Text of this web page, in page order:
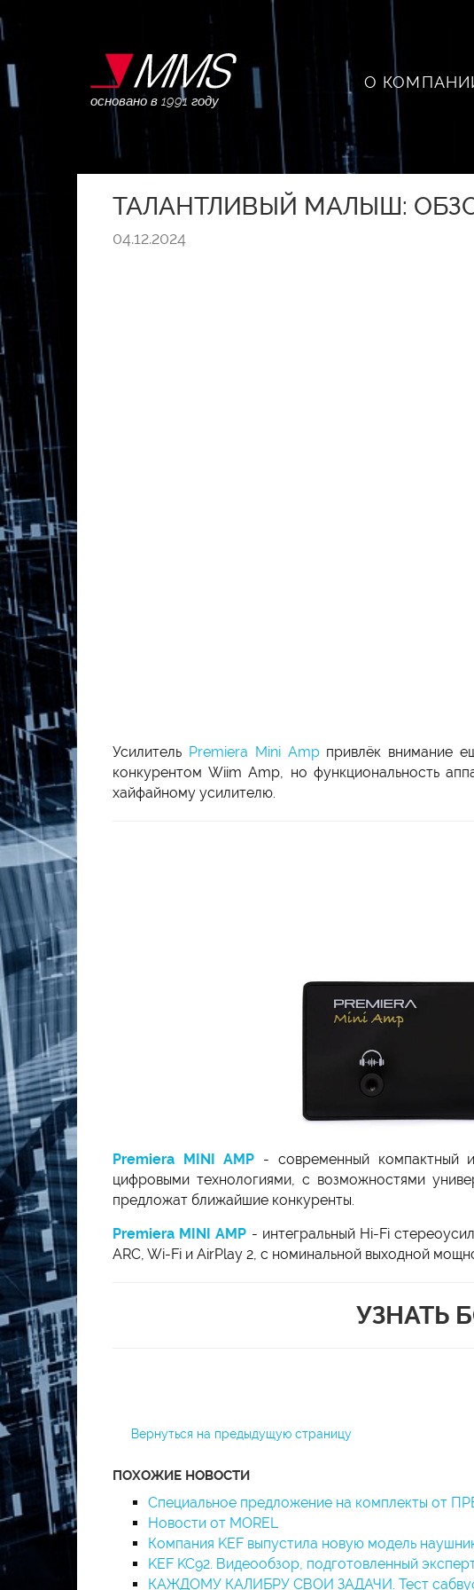
основано в 1991 году
О
ТАЛАНТЛИВЫЙ МАЛЫШ:
04.12.2024
Усилитель Premiera Mini Ampпривлёк внимание
конкурентом Wiim Amp, но функциональность
хайфайному усилителю.
Premiera MINI AMP - современный компактный
цифровыми технологиями, с возможностями
предложат ближайшие конкуренты.
Premiera MINI AMP - интегральный Hi-Fi
ARC, Wi-Fi и AirPlay 2, с номинальной выходной
УЗНАТЬ
Вернуться на предыдущую страницу
ПОХОЖИЕ НОВОСТИ
Специальное предложение на комплекты от
Новости от MOREL
Компания KEF выпустила новую модель
KEF KC92. Видеообзор, подготовленный
КАЖДОМУ КАЛИБРУ СВОИ ЗАДАЧИ. Тест